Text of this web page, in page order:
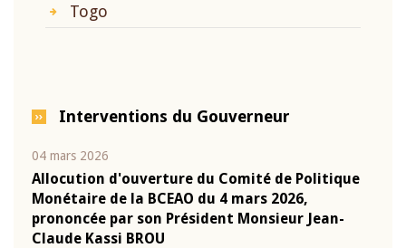
Togo
Interventions du Gouverneur
04 mars 2026
Allocution d'ouverture du Comité de Politique
Monétaire de la BCEAO du 4 mars 2026,
prononcée par son Président Monsieur Jean-
Claude Kassi BROU